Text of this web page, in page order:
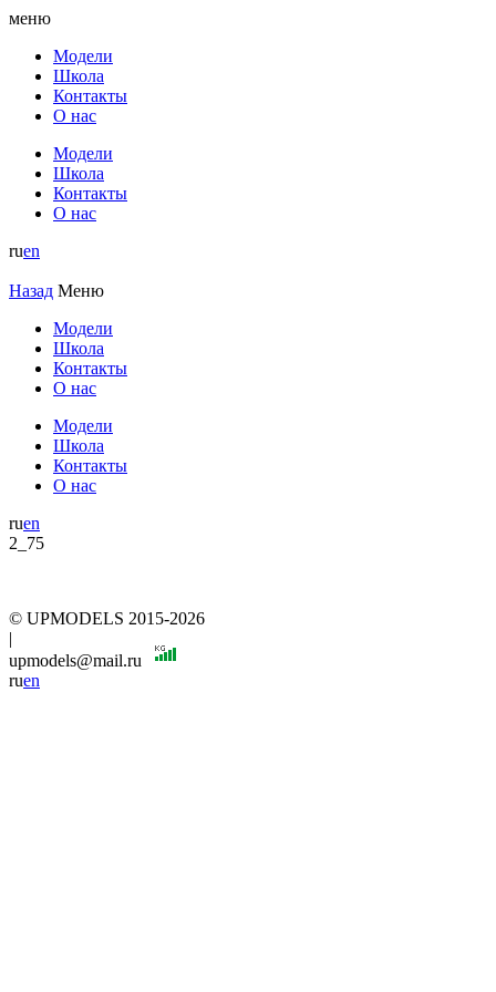
меню
Модели
Школа
Контакты
О нас
Модели
Школа
Контакты
О нас
ruen
Назад Меню
Модели
Школа
Контакты
О нас
Модели
Школа
Контакты
О нас
ruen
2_75
© UPMODELS 2015-2026
|
upmodels@mail.ru
ruen